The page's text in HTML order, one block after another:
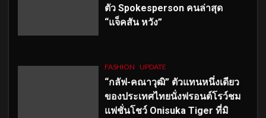
ตัว Spokesperson คนล่าสุด
“แจ็คสัน หวัง”
FASHION UPDATE
“กลัฟ-คณาวุฒิ” ตัวแทนหนึ่งเดียว
ของประเทศไทยนั่งฟรอนต์โรว์ชม
แฟชั่นโชว์ Onisuka Tiger ที่มิ